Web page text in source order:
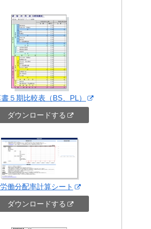
５期比較表（BS、PL）
ダウンロードする
労働分配率計算シート
ダウンロードする